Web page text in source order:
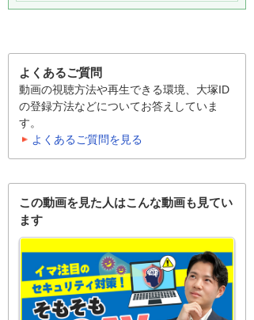
よくあるご質問
動画の視聴方法や再生できる環境、大塚ID
の登録方法などについてお答えしていま
す。
よくあるご質問を見る
この動画を見た人はこんな動画も見てい
ます